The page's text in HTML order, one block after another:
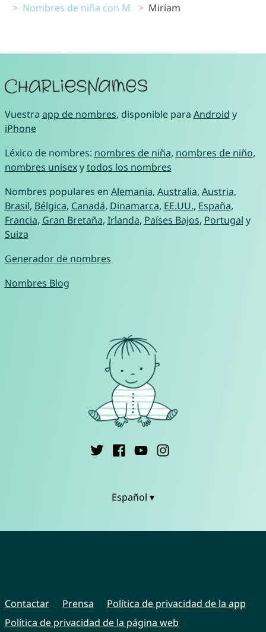
Nombres de niña con M
Miriam
Vuestra app de nombres, disponible para Android y
iPhone
Léxico de nombres: nombres de niña, nombres de niño,
nombres unisexytodos los nombres
Nombres populares en Alemania, Australia, Austria,
Brasil, Bélgica, Canadá, Dinamarca, EE.UU., España,
Francia, Gran Bretaña, Irlanda, Países Bajos, Portugal y
Suiza
Generador de nombres
Nombres Blog
Español ▾
Contactar Prensa
Política de privacidad de la app
Política de privacidad de la página web